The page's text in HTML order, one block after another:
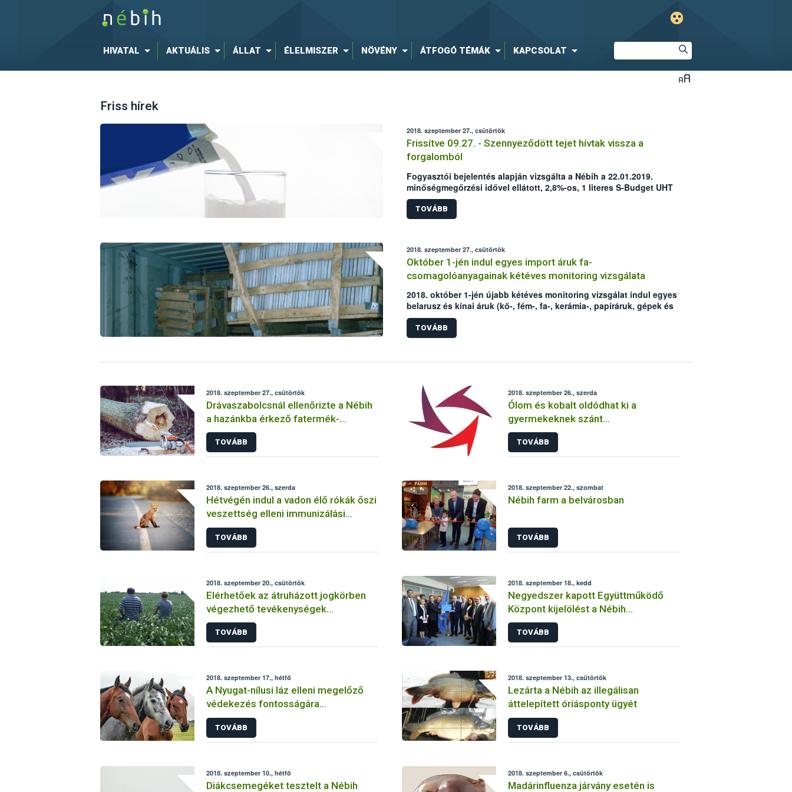
HIVATAL AKTUÁLIS ÁLLAT ÉLELMISZER NÖVÉNY ÁTFOGÓ TÉMÁK KAPCSOLAT
Friss hírek
2018. szeptember 27., csütörtök
Frissítve 09.27. - Szennyeződött tejet hívtak vissza a
forgalomból
Fogyasztói bejelentés alapján vizsgálta a Nébih a 22.01.2019.
minőségmegőrzési idővel ellátott, 2,8%-os, 1 literes S-Budget UHT
tejet. A termék mikrobiológiai szennyezettségét a laboratóriumi
vizsgálatok is megerősítették, ezért a Nébih elrendelte annak
forgalomból való kivonását és fogyasztóktól történő
TOVÁBB
2018. szeptember 27., csütörtök
Október 1-jén indul egyes import áruk fa-
csomagolóanyagainak kétéves monitoring vizsgálata
2018. október 1-jén újabb kétéves monitoring vizsgálat indul egyes
belarusz és kínai áruk (kő-, fém-, fa-, kerámia-, papíráruk, gépek és
alkatrészek) fa-csomagolóanyagaira vonatkozóan. A vizsgálat
újbóli elrendelését az elmúlt évek negatív ellenőrzési tapasztalatai
indokolták. Az Európai Bizottság egyúttal az ellenőrzött áruk körét
TOVÁBB
2018. szeptember 27., csütörtök
Drávaszabolcsnál ellenőrizte a Nébih
a hazánkba érkező fatermék-
szállítmányokat
TOVÁBB
2018. szeptember 26., szerda
Ólom és kobalt oldódhat ki a
gyermekeknek szánt
reggelizőkészletből
TOVÁBB
2018. szeptember 26., szerda
Hétvégén indul a vadon élő rókák őszi
veszettség elleni immunizálási
kampánya
TOVÁBB
2018. szeptember 22., szombat
Nébih farm a belvárosban
TOVÁBB
2018. szeptember 20., csütörtök
Elérhetőek az átruházott jogkörben
végezhető tevékenységek
követelményei
TOVÁBB
2018. szeptember 18., kedd
Negyedszer kapott Együttműködő
Központ kijelölést a Nébih
Radioanalitikai Referencia
Laboratóriuma
TOVÁBB
2018. szeptember 17., hétfő
A Nyugat-nílusi láz elleni megelőző
védekezés fontosságára
figyelmeztet a Nébih
TOVÁBB
2018. szeptember 13., csütörtök
Lezárta a Nébih az illegálisan
áttelepített óriásponty ügyét
TOVÁBB
2018. szeptember 10., hétfő
Diákcsemegéket tesztelt a Nébih
2018. szeptember 6., csütörtök
Madárinfluenza járvány esetén is